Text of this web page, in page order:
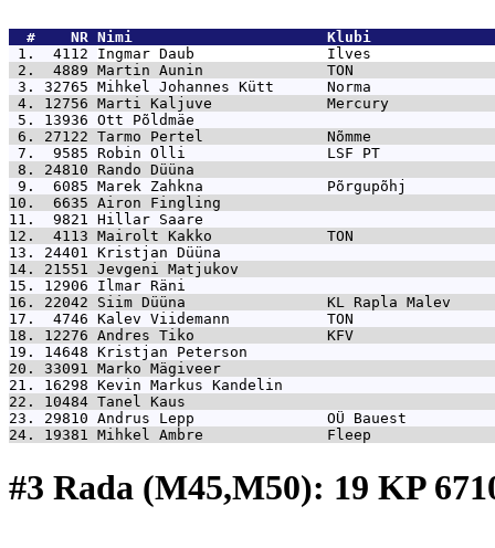
  #    NR
Nimi                      Klubi
1.  4112 Ingmar Daub               Ilves
2.  4889 Martin Aunin              TON
3. 32765 Mihkel Johannes Kütt      Norma
4. 12756 Marti Kaljuve             Mercury
5. 13936 Ott Põldmäe
6. 27122 Tarmo Pertel              Nõmme
7.  9585 Robin Olli                LSF PT
8. 24810 Rando Düüna
9.  6085 Marek Zahkna              Põrgupõhj
10.  6635 Airon Fingling
11.  9821 Hillar Saare
12.  4113 Mairolt Kakko             TON
13. 24401 Kristjan Düüna
14. 21551 Jevgeni Matjukov
15. 12906 Ilmar Räni
16. 22042 Siim Düüna                KL Rapla Malev
17.  4746 Kalev Viidemann           TON
18. 12276 Andres Tiko               KFV
19. 14648 Kristjan Peterson
20. 33091 Marko Mägiveer
21. 16298 Kevin Markus Kandelin
22. 10484 Tanel Kaus
23. 29810 Andrus Lepp               OÜ Bauest
24. 19381 Mihkel Ambre              Fleep
#3 Rada (M45,M50): 19 KP